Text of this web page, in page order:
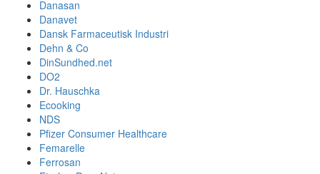
Danasan
Danavet
Dansk Farmaceutisk Industri
Dehn & Co
DinSundhed.net
DO2
Dr. Hauschka
Ecooking
NDS
Pfizer Consumer Healthcare
Femarelle
Ferrosan